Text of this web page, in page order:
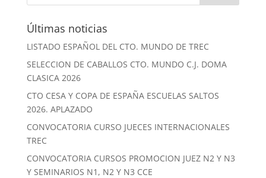
Últimas noticias
LISTADO ESPAÑOL DEL CTO. MUNDO DE TREC
SELECCION DE CABALLOS CTO. MUNDO C.J. DOMA
CLASICA 2026
CTO CESA Y COPA DE ESPAÑA ESCUELAS SALTOS
2026. APLAZADO
CONVOCATORIA CURSO JUECES INTERNACIONALES
TREC
CONVOCATORIA CURSOS PROMOCION JUEZ N2 Y N3
Y SEMINARIOS N1, N2 Y N3 CCE